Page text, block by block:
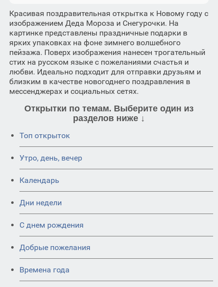
Красивая поздравительная открытка к Новому году с
изображением Деда Мороза и Снегурочки. На
картинке представлены праздничные подарки в
ярких упаковках на фоне зимнего волшебного
пейзажа. Поверх изображения нанесен трогательный
стих на русском языке с пожеланиями счастья и
любви. Идеально подходит для отправки друзьям и
близким в качестве новогоднего поздравления в
мессенджерах и социальных сетях.
Открытки по темам. Выберите один из
разделов ниже ↓
Топ открыток
Утро, день, вечер
Календарь
Дни недели
C днем рождения
Добрые пожелания
Времена года